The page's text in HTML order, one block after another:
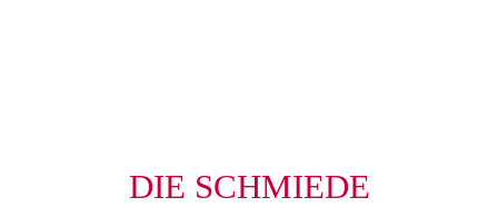
DIE SCHMIEDE